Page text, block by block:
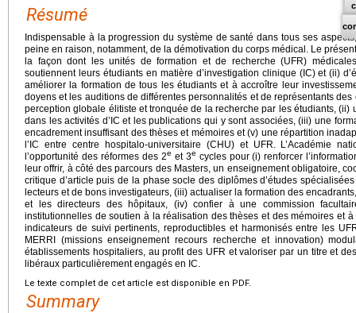
Résumé
Indispensable à la progression du système de santé dans tous ses
peine en raison, notamment, de la démotivation du corps médical. Le
la façon dont les unités de formation et de recherche (UFR)
soutiennent leurs étudiants en matière d’investigation clinique (IC) et (ii)
améliorer la formation de tous les étudiants et à accroître leur
doyens et les auditions de différentes personnalités et de représentants
perception globale élitiste et tronquée de la recherche par les étudiants, (ii)
dans les activités d’IC et les publications qui y sont associées, (iii) une
encadrement insuffisant des thèses et mémoires et (v) une répartition
l’IC entre centre hospitalo-universitaire (CHU) et UFR. L’Académie
l’opportunité des réformes des 2e et 3e cycles pour (i) renforcer
leur offrir, à côté des parcours des Masters, un enseignement obligatoire,
critique d’article puis de la phase socle des diplômes d’études
lecteurs et de bons investigateurs, (iii) actualiser la formation des
et les directeurs des hôpitaux, (iv) confier à une commission
institutionnelles de soutien à la réalisation des thèses et des mémoires et
indicateurs de suivi pertinents, reproductibles et harmonisés entre les
MERRI (missions enseignement recours recherche et innovation)
établissements hospitaliers, au profit des UFR et valoriser par un titre et
libéraux particulièrement engagés en IC.
Le texte complet de cet article est disponible en PDF.
Summary